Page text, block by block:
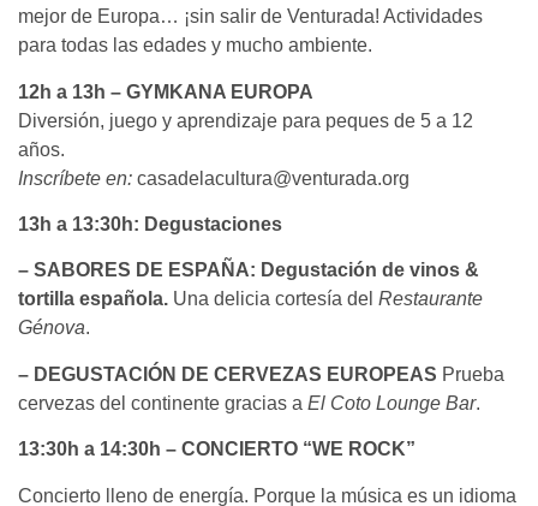
mejor de Europa… ¡sin salir de Venturada! Actividades
para todas las edades y mucho ambiente.
12h a 13h – GYMKANA EUROPA
Diversión, juego y aprendizaje para peques de 5 a 12
años.
Inscríbete en: casadelacultura@venturada.org
13h a 13:30h: Degustaciones
– SABORES DE ESPAÑA: Degustación de vinos &
tortilla española. Una delicia cortesía del Restaurante
Génova.
– DEGUSTACIÓN DE CERVEZAS EUROPEAS Prueba
cervezas del continente gracias a El Coto Lounge Bar.
13:30h a 14:30h – CONCIERTO “WE ROCK”
Concierto lleno de energía. Porque la música es un idioma